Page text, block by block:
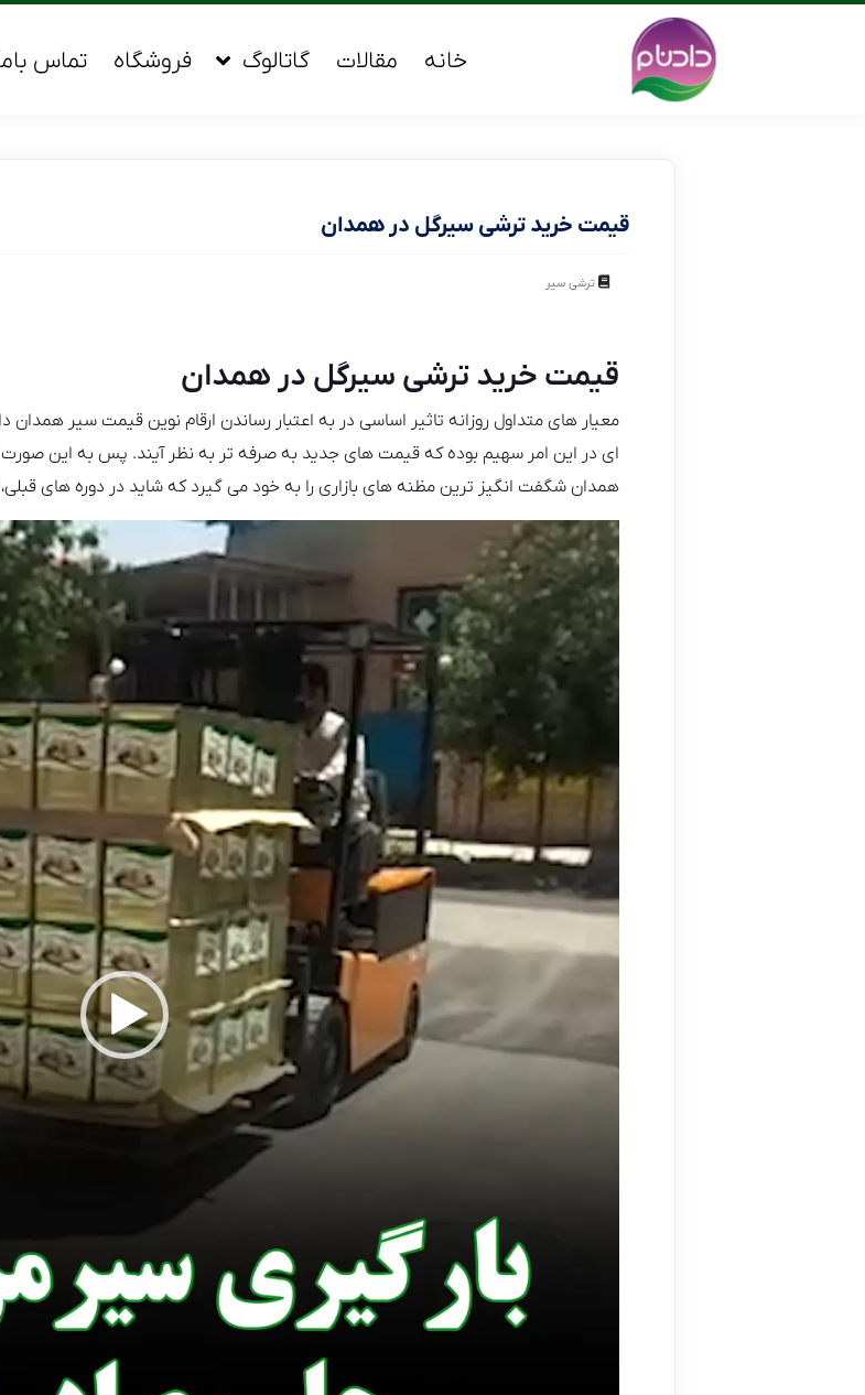
خانه مقالات گاتالوگ فروشگاه تماس
قیمت خرید ترشی سیرگل در همدان
ترشی سیر
قیمت خرید ترشی سیرگل در همدان
معیار های متداول روزانه تاثیر اساسی در به اعتبار رساندن ارقام نوین قیمت سیر همدان
ای در این امر سهیم بوده که قیمت های جدید به صرفه تر به نظر آیند. پس به این
همدان شگفت انگیز ترین مظنه های بازاری را به خود می گیرد که شاید در دوره های قبلی،
نمایشگر
ویدیو